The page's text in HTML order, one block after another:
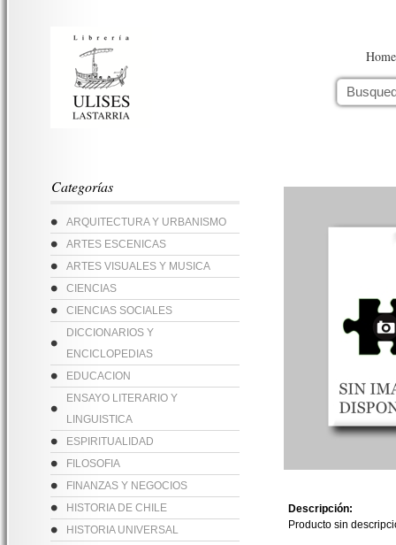
Home
Categorías
ARQUITECTURA Y URBANISMO
ARTES ESCENICAS
ARTES VISUALES Y MUSICA
CIENCIAS
CIENCIAS SOCIALES
DICCIONARIOS Y
ENCICLOPEDIAS
EDUCACION
ENSAYO LITERARIO Y
LINGUISTICA
ESPIRITUALIDAD
FILOSOFIA
FINANZAS Y NEGOCIOS
HISTORIA DE CHILE
HISTORIA UNIVERSAL
Descripción:
Producto sin